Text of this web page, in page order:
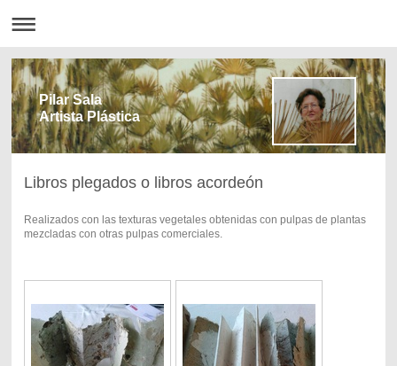
Pilar Sala
Artista Plástica
Libros plegados o libros acordeón
Realizados con las texturas vegetales obtenidas con pulpas de plantas
mezcladas con otras pulpas comerciales.